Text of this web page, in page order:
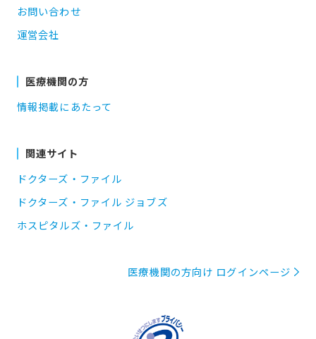
お問い合わせ
運営会社
医療機関の方
情報掲載にあたって
関連サイト
ドクターズ・ファイル
ドクターズ・ファイル ジョブズ
ホスピタルズ・ファイル
医療機関の方向け ログインページ